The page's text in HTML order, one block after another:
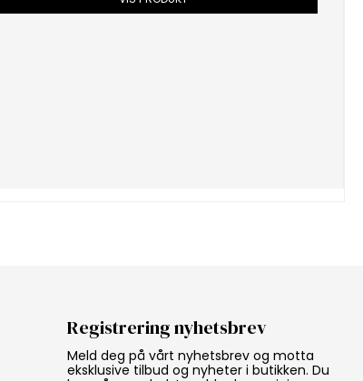
Registrering nyhetsbrev
Meld deg på vårt nyhetsbrev og motta
eksklusive tilbud og nyheter i butikken. Du